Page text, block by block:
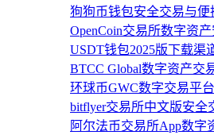
狗狗币钱包安全交易与便
OpenCoin交易所数字资
USDT钱包2025版下载渠
BTCC Global数字资产交
环球币GWC数字交易平
bitflyer交易所中文版安全
阿尔法币交易所App数字